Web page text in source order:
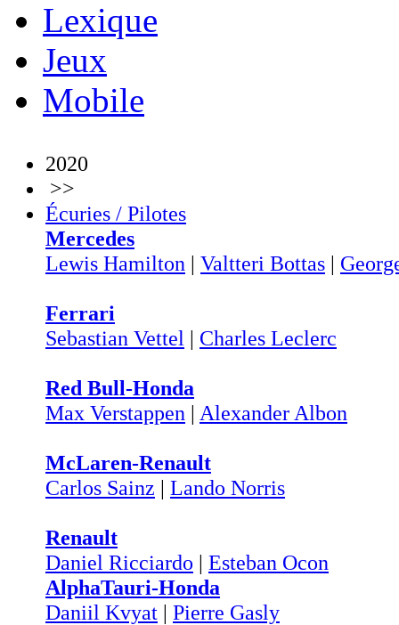
Lexique
Jeux
Mobile
2020
>>
Écuries / Pilotes
Mercedes
Lewis Hamilton | Valtteri Bottas |
Ferrari
Sebastian Vettel | Charles Leclerc
Red Bull-Honda
Max Verstappen | Alexander Albon
McLaren-Renault
Carlos Sainz | Lando Norris
Renault
Daniel Ricciardo | Esteban Ocon
AlphaTauri-Honda
Daniil Kvyat | Pierre Gasly